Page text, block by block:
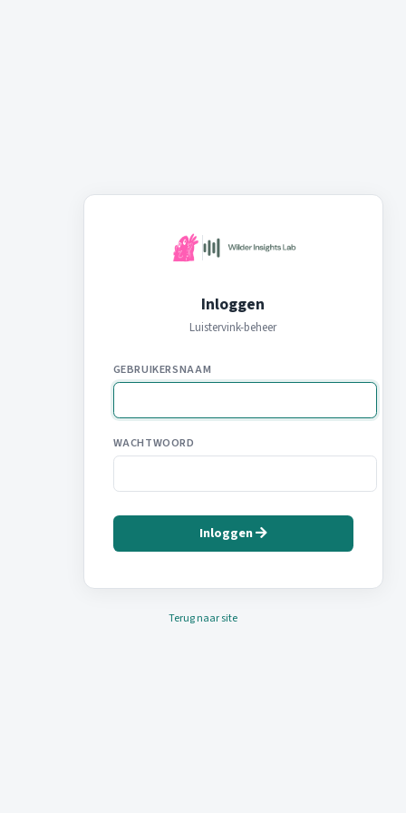
Inloggen
Luistervink-beheer
GEBRUIKERSNAAM
WACHTWOORD
Inloggen
Terug naar site